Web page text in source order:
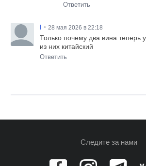
Ответить
• 28 мая 2026 в 22:18
Только почему два вина
из них китайский
Ответить
Следите за нами